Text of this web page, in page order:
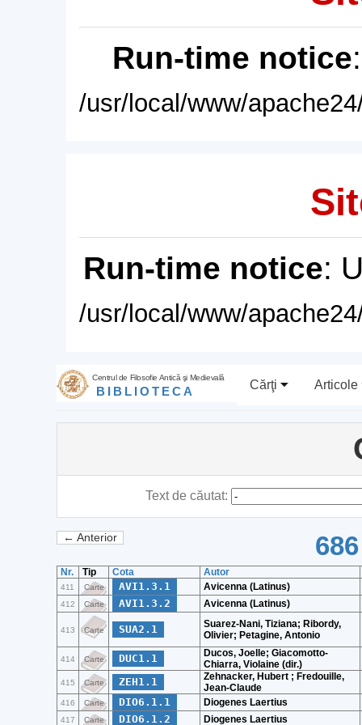
Run-time notice
/usr/local/www/
Run-time notice:
/usr/local/www/
Centrul de Filosofie Antică şi Medievală
BIBLIOTECA Cărţi Articole
Text de căutat:
← Anterior
Nr. Tip Cota Autor
411 Carte AVI1.3.1 Avicenna (Latinus)
412 Carte AVI1.3.2 Avicenna (Latinus)
413 Carte SUA2.1
Suarez-Nani, Tiziana; Ribordy,
Olivier; Petagine, Antonio
414 Carte DUC1.1
Ducos, Joelle; Giacomotto-
Chiarra, Violaine (dir.)
415 Carte ZEH1.1
Zehnacker, Hubert ; Fredouille,
Jean-Claude
416 Carte DIO6.1.1 Diogenes Laertius
417 Carte DIO6.1.2 Diogenes Laertius